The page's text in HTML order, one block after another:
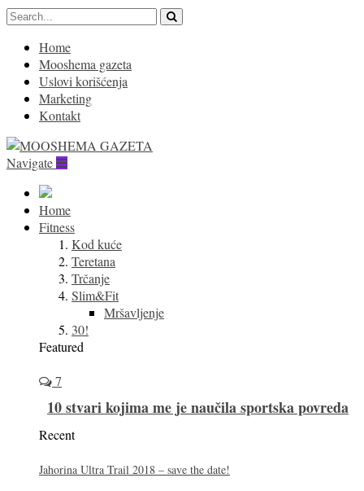
Home
Mooshema gazeta
Uslovi korišćenja
Marketing
Kontakt
Navigate
Home
Fitness
Kod kuće
Teretana
Trčanje
Slim&Fit
Mršavljenje
30!
Featured
7
10 stvari kojima me je naučila sportska povreda
Recent
Jahorina Ultra Trail 2018 – save the date!